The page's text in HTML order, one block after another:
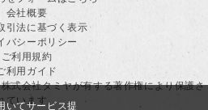
会社概要
引法に基づく表示
バシーポリシー
ご利用規約
利用ガイド
式会社タミヤが有する著作権により保護さ
ています。
いてサービス提